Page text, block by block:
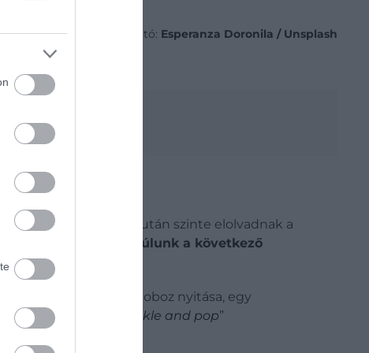
Fotó: Esperanza Doronila / Unsplash
az első harapás után szinte elolvadnak a
könnyebben nyúlunk a következő
egy üdítős doboz nyitása, egy
híres „snap, crackle and pop”